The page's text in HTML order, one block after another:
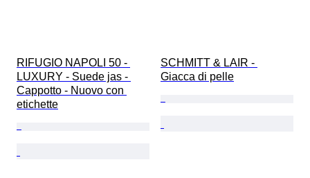
RIFUGIO NAPOLI 50 -
LUXURY - Suede jas -
Cappotto - Nuovo con
etichette
SCHMITT & LAIR -
Giacca di pelle